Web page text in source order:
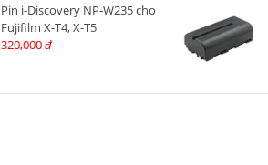
Pin i-Discovery NP-W235 cho
Fujifilm X-T4, X-T5
320,000 đ